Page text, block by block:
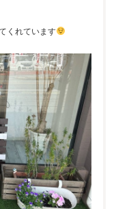
くれています